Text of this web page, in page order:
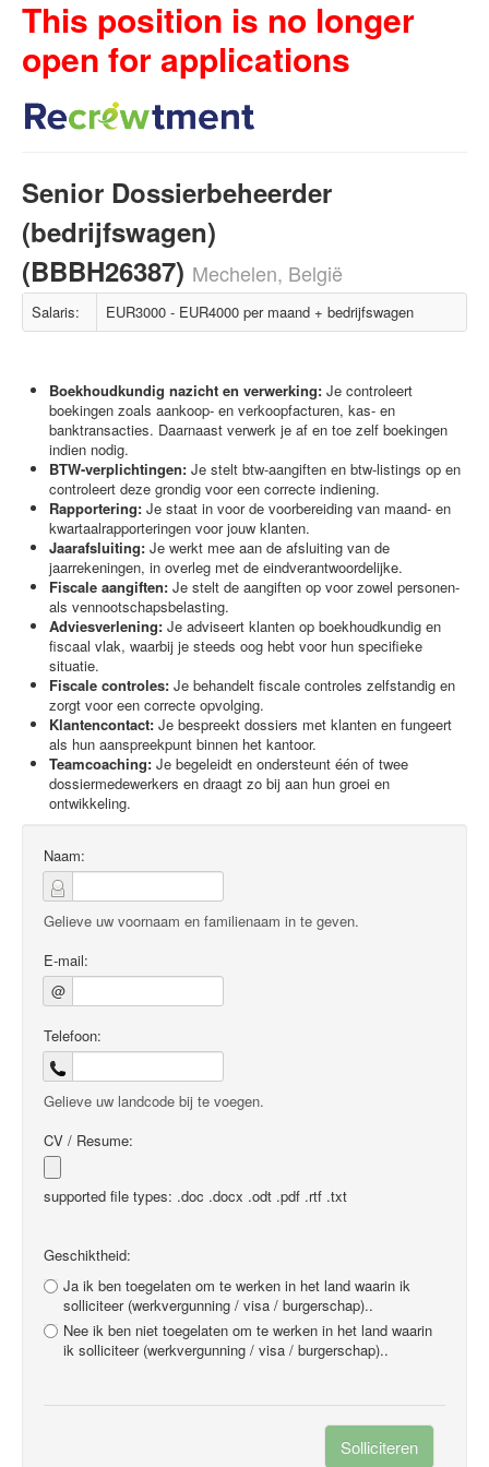
This position is no longer
open for applications
Senior Dossierbeheerder
(bedrijfswagen)
(BBBH26387) Mechelen, België
Salaris: EUR3000 - EUR4000 per maand + bedrijfswagen
Boekhoudkundig nazicht en verwerking: Je controleert
boekingen zoals aankoop- en verkoopfacturen, kas- en
banktransacties. Daarnaast verwerk je af en toe zelf boekingen
indien nodig.
BTW-verplichtingen: Je stelt btw-aangiften en btw-listings op en
controleert deze grondig voor een correcte indiening.
Rapportering: Je staat in voor de voorbereiding van maand- en
kwartaalrapporteringen voor jouw klanten.
Jaarafsluiting: Je werkt mee aan de afsluiting van de
jaarrekeningen, in overleg met de eindverantwoordelijke.
Fiscale aangiften: Je stelt de aangiften op voor zowel personen-
als vennootschapsbelasting.
Adviesverlening: Je adviseert klanten op boekhoudkundig en
fiscaal vlak, waarbij je steeds oog hebt voor hun specifieke
situatie.
Fiscale controles: Je behandelt fiscale controles zelfstandig en
zorgt voor een correcte opvolging.
Klantencontact: Je bespreekt dossiers met klanten en fungeert
als hun aanspreekpunt binnen het kantoor.
Teamcoaching: Je begeleidt en ondersteunt één of twee
dossiermedewerkers en draagt zo bij aan hun groei en
ontwikkeling.
Naam:
Gelieve uw voornaam en familienaam in te geven.
E-mail:
@
Telefoon:
Gelieve uw landcode bij te voegen.
CV / Resume:
supported file types: .doc .docx .odt .pdf .rtf .txt
Geschiktheid:
Ja ik ben toegelaten om te werken in het land waarin ik
solliciteer (werkvergunning / visa / burgerschap)..
Nee ik ben niet toegelaten om te werken in het land waarin
ik solliciteer (werkvergunning / visa / burgerschap)..